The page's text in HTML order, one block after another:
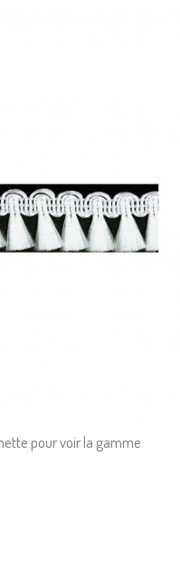
pour voir la gamme